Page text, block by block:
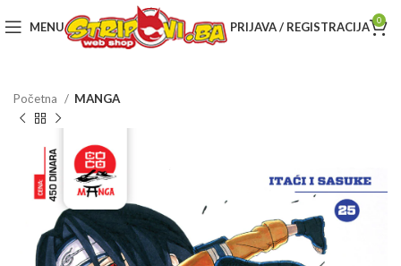
MENU PRIJAVA / REGISTRACIJA 0
Početna MANGA